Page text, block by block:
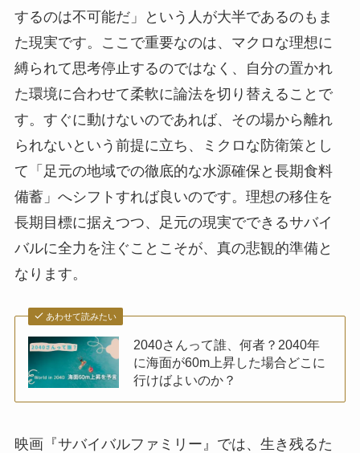
するのは不可能だ」という人が大半であるのもま
た現実です。ここで重要なのは、マクロな理想に
縛られて思考停止するのではなく、自分の置かれ
た環境に合わせて柔軟に論法を切り替えることで
す。すぐに動けないのであれば、その場から離れ
られないという前提に立ち、ミクロな防衛策とし
て「足元の地域での徹底的な水源確保と長期食料
備蓄」へシフトすれば良いのです。理想の移住を
長期目標に据えつつ、足元の現実でできるサバイ
バルに全力を注ぐことこそが、真の悲観的準備と
なります。
あわせて読みたい
2040さんって誰、何者？2040年
に海面が60m上昇した場合どこに
行けばよいのか？
映画『サバイバルファミリー』では、生き残るた